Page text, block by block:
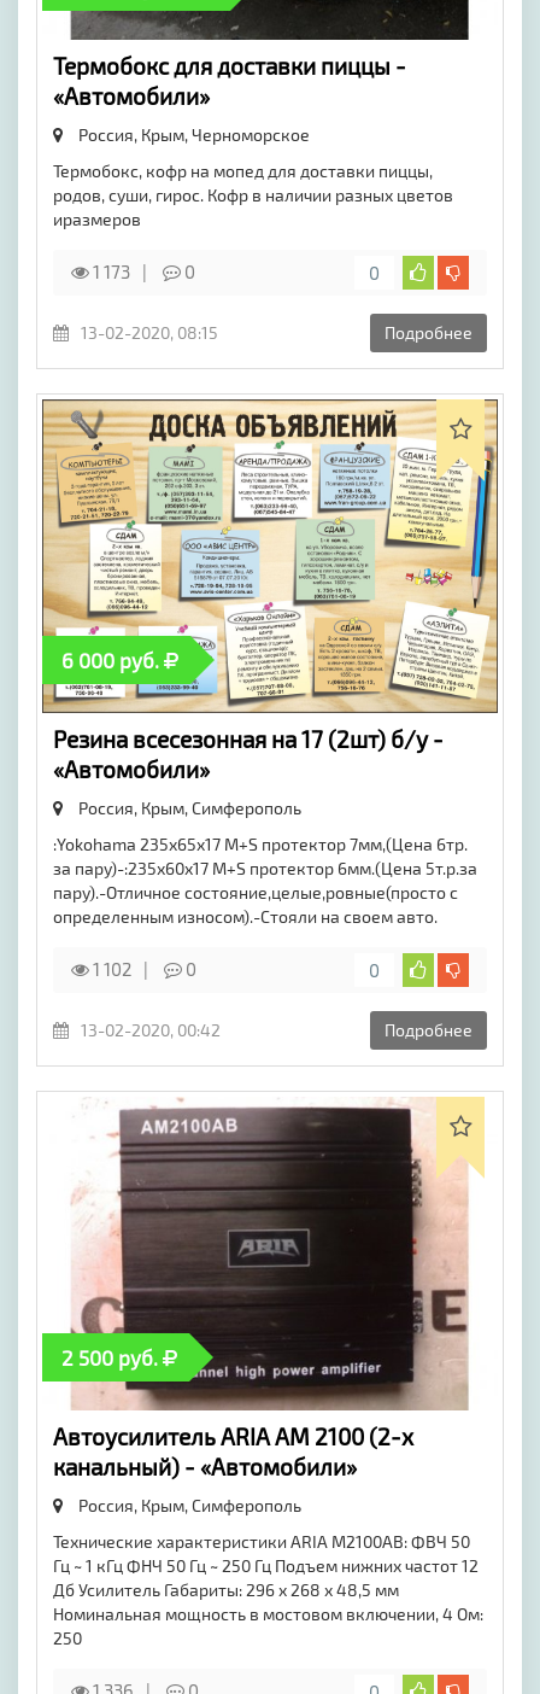
Термобокс для доставки пиццы -
«Автомобили»
Россия, Крым,Черноморское
Термобокс, кофр на мопед для доставки пиццы,
родов, суши, гирос. Кофр в наличии разных цветов
иразмеров
1 173 0 0
13-02-2020, 08:15 Подробнее
6 000 руб.
Резина всесезонная на 17 (2шт) б/у -
«Автомобили»
Россия, Крым,Симферополь
:Yokohama 235x65x17 M+S протектор 7мм,(Цена 6тр.
за пару)-:235х60х17 M+S протектор 6мм.(Цена 5т.р.за
пару).-Отличное состояние,целые,ровные(просто с
определенным износом).-Стояли на своем авто.
1 102 0 0
13-02-2020, 00:42 Подробнее
2 500 руб.
Автоусилитель ARIA AM 2100 (2-х
канальный) - «Автомобили»
Россия, Крым,Симферополь
Технические характеристики ARIA M2100AB: ФВЧ 50
Гц ~ 1 кГц ФНЧ 50 Гц ~ 250 Гц Подъем нижних частот 12
Дб Усилитель Габариты: 296 х 268 х 48,5 мм
Номинальная мощность в мостовом включении, 4 Ом:
250